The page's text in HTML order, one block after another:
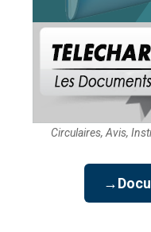
Circulaires, Avis,